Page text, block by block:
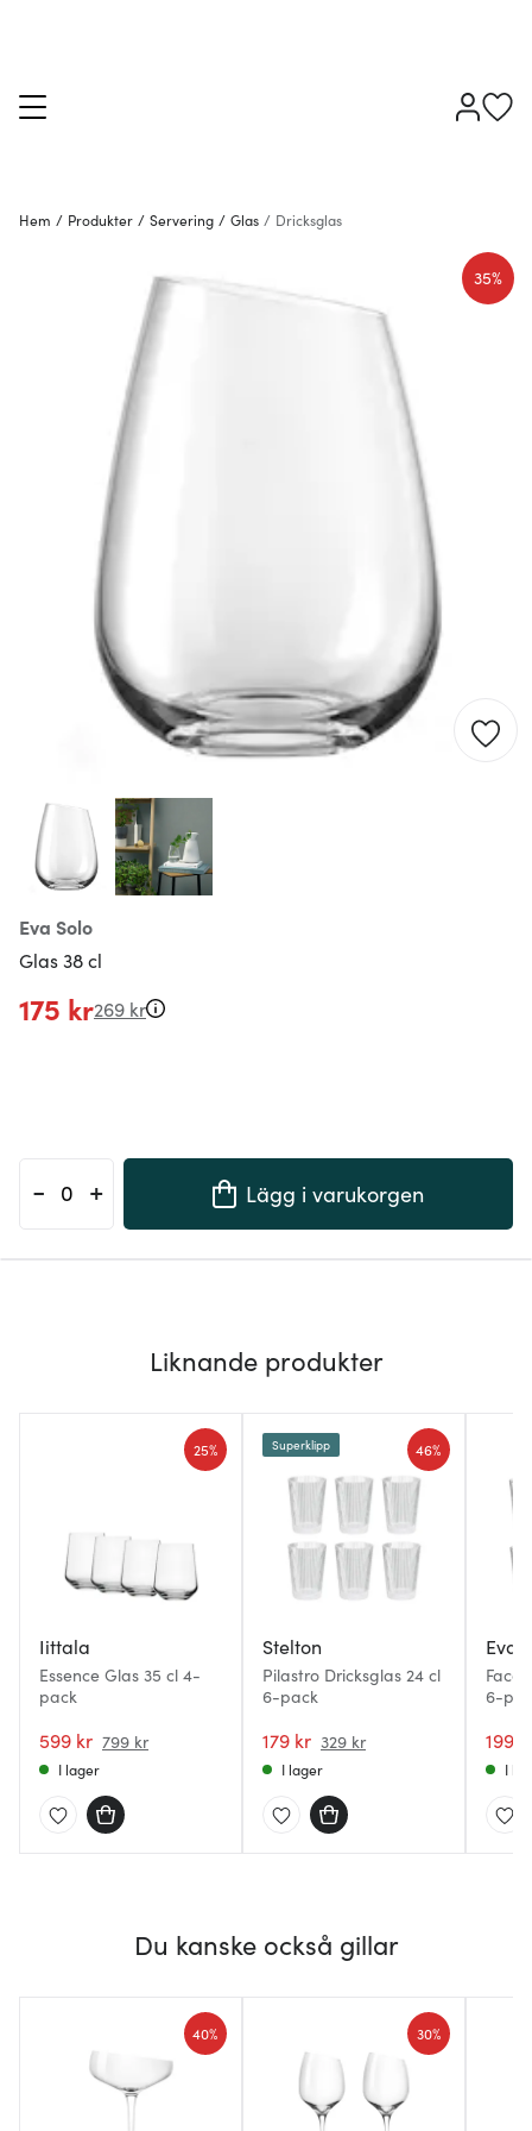
Hem / Produkter / Servering / Glas / Dricksglas
Eva Solo
Glas 38 cl
35%
175 kr269 kr
- + Lägg i varukorgen
Liknande produkter
Iittala
Essence Glas 35 cl 4-
pack
599 kr 799 kr
25%
I lager
Stelton
Pilastro Dricksglas 24 cl
6-pack
179 kr 329 kr
46%
Superklipp
I lager
Eva
6-
199
I
Du kanske också gillar
40% 30%